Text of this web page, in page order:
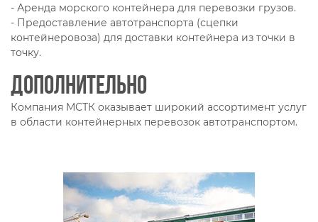
- Аренда морского контейнера для перевозки грузов.
- Предоставление автотранспорта (сцепки
контейнеровоза) для доставки контейнера из точки в
точку.
Дополнительно
Компания МСТК оказывает широкий ассортимент услуг
в области контейнерных перевозок автотранспортом.